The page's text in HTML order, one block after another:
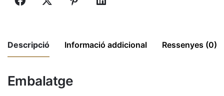
Ref.
Descripció Informació addicional Ressenyes (0)
Embalatge
Dimensions 5 cm